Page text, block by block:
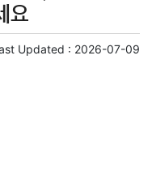
요
Updated : 2026-07-09